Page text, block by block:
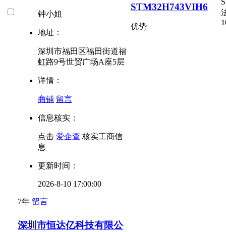
钟小姐
地址：
深圳市福田区福田街道福
虹路9号世贸广场A座5层
详情：
商铺 留言
信息核实：
点击 爱企查 核实工商信
息
更新时间：
2026-8-10 17:00:00
7年 留言
STM32H743VIH6
优势
深圳市恒达亿科技有限公